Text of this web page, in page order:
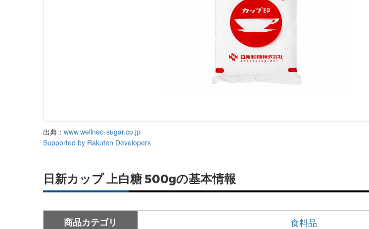
出典： www.wellneo-sugar.co.jp
Supported by Rakuten Developers
日新カップ 上白糖 500gの基本情報
商品カテゴリ
食料品